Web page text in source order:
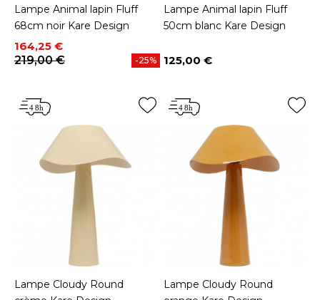
Lampe Animal lapin Fluff
68cm noir Kare Design
Prix
164,25 €
Prix de base
219,00 €
-25%
Lampe Animal lapin Fluff
50cm blanc Kare Design
Prix
125,00 €
Lampe Cloudy Round
Lampe Cloudy Round